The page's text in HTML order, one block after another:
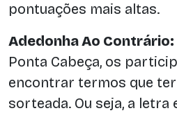
pontuações mais altas.
Adedonha Ao Contrário:
Ponta Cabeça, os
encontrar termos que
sorteada. Ou seja, a letra